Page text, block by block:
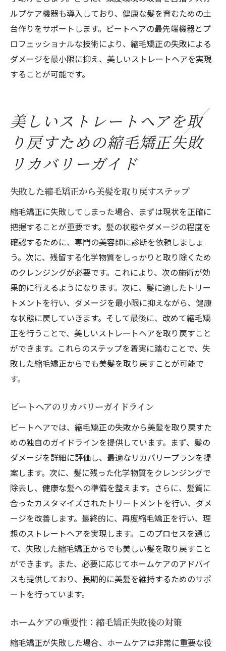
ルプケア機器も導入しており、健康な髪を育むための土
台作りをサポートします。ビートヘアの最先端機器とプ
ロフェッショナルな技術により、縮毛矯正の失敗による
ダメージを最小限に抑え、美しいストレートヘアを実現
することが可能です。
美しいストレートヘアを取
り戻すための縮毛矯正失敗
リカバリーガイド
失敗した縮毛矯正から美髪を取り戻すステップ
縮毛矯正に失敗してしまった場合、まずは現状を正確に
把握することが重要です。髪の状態やダメージの程度を
確認するために、専門の美容師に診断を依頼しましょ
う。次に、残留する化学物質をしっかりと取り除くため
のクレンジングが必要です。これにより、次の施術が効
果的に行えるようになります。次に、髪に適したトリー
トメントを行い、ダメージを最小限に抑えながら、健康
な状態に戻していきます。そして最後に、改めて縮毛矯
正を行うことで、美しいストレートヘアを取り戻すこと
ができます。これらのステップを着実に踏むことで、失
敗した縮毛矯正からでも美髪を取り戻すことが可能で
す。
ビートヘアのリカバリーガイドライン
ビートヘアでは、縮毛矯正の失敗から美髪を取り戻すた
めの独自のガイドラインを提供しています。まず、髪の
ダメージを詳細に評価し、最適なリカバリープランを提
案します。次に、髪に残った化学物質をクレンジングで
除去し、健康な髪への準備を整えます。さらに、髪質に
合ったカスタマイズされたトリートメントを行い、ダメ
ージを改善します。最終的に、再度縮毛矯正を行い、理
想のストレートヘアを実現します。このプロセスを通じ
て、失敗した縮毛矯正からでも美しい髪を取り戻すこと
ができます。また、必要に応じてホームケアのアドバイ
スも提供しており、長期的に美髪を維持するためのサポ
ートを行っています。
ホームケアの重要性：縮毛矯正失敗後の対策
縮毛矯正が失敗した場合、ホームケアは非常に重要な役